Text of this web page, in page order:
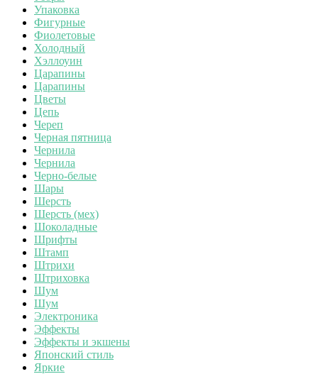
Упаковка
Фигурные
Фиолетовые
Холодный
Хэллоуин
Царапины
Царапины
Цветы
Цепь
Череп
Черная пятница
Чернила
Чернила
Черно-белые
Шары
Шерсть
Шерсть (мех)
Шоколадные
Шрифты
Штамп
Штрихи
Штриховка
Шум
Шум
Электроника
Эффекты
Эффекты и экшены
Японский стиль
Яркие